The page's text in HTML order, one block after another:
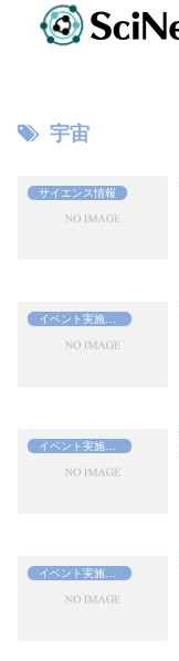
宇宙
サイエンス情報
イベント実施報告